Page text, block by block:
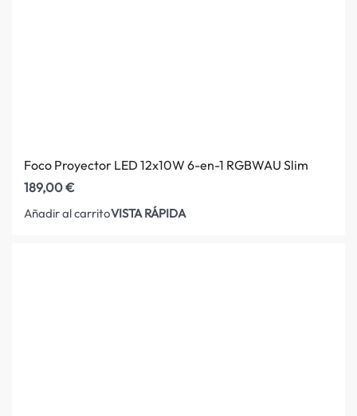
Foco Proyector LED 12x10W 6-en-1 RGBWAU Slim
189,00€
Añadir al carritoVISTA RÁPIDA